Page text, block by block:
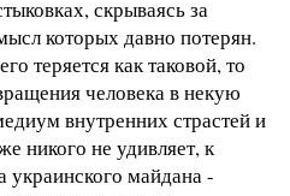
скрываясь за
которых давно потерян.
теряется как таковой, то
человека в некую
внутренних страстей и
никого не удивляет, к
украинского майдана -